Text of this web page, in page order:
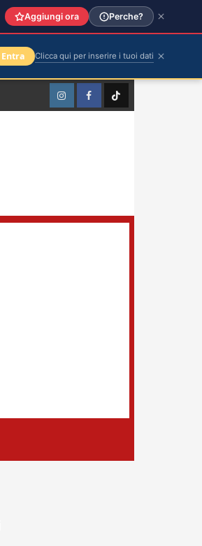
InstagramFacebookTikTok
Aggiungi ora Perche?
Entra Clicca qui per inserire i tuoi dati